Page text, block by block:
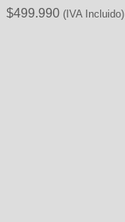
$499.990 (IVA Incluido)